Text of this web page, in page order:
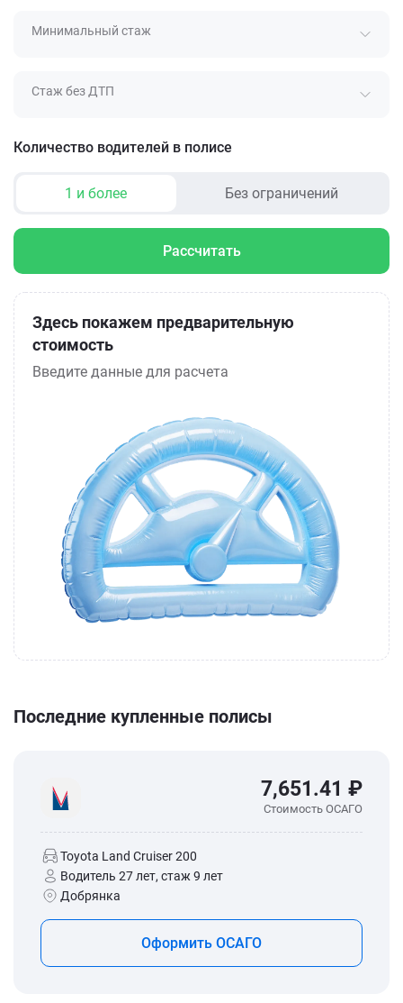
Минимальный стаж
Стаж без ДТП
Количество водителей в полисе
1 и более Без ограничений
Рассчитать
Здесь покажем предварительную
стоимость
Введите данные для расчета
Последние купленные полисы
7,651.41 ₽
Стоимость ОСАГО
Toyota Land Cruiser 200
Водитель 27 лет, стаж 9 лет
Добрянка
Оформить ОСАГО